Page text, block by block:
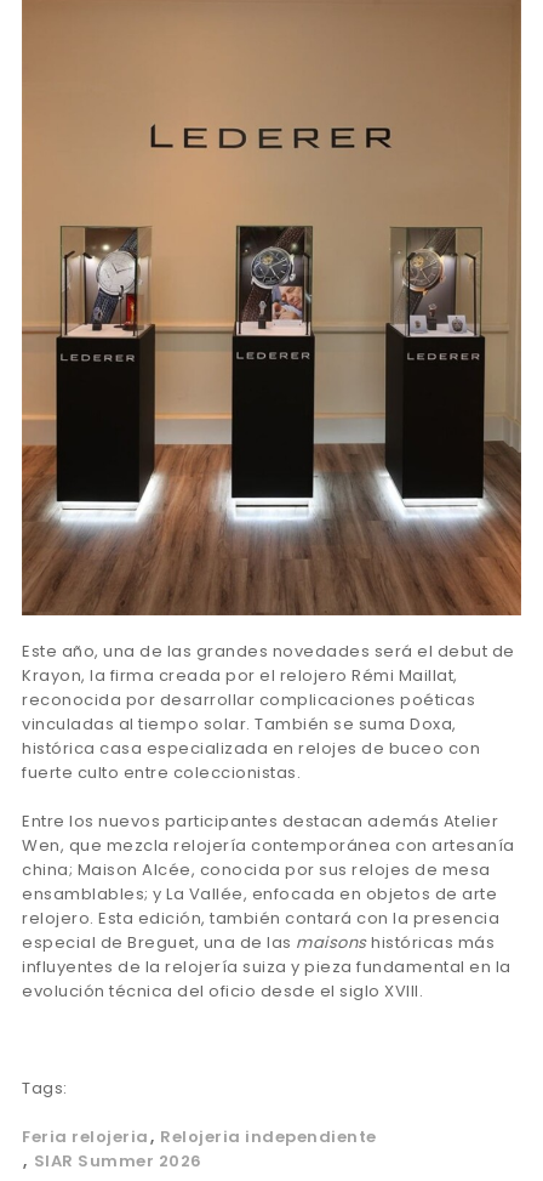
Este año, una de las grandes novedades será el debut de
Krayon, la firma creada por el relojero Rémi Maillat,
reconocida por desarrollar complicaciones poéticas
vinculadas al tiempo solar. También se suma Doxa,
histórica casa especializada en relojes de buceo con
fuerte culto entre coleccionistas.
Entre los nuevos participantes destacan además Atelier
Wen, que mezcla relojería contemporánea con artesanía
china; Maison Alcée, conocida por sus relojes de mesa
ensamblables; y La Vallée, enfocada en objetos de arte
relojero. Esta edición, también contará con la presencia
especial de Breguet, una de las maisonshistóricas más
influyentes de la relojería suiza y pieza fundamental en la
evolución técnica del oficio desde el siglo XVIII.
Tags:
Feria relojeria
Relojeria independiente
SIAR Summer 2026